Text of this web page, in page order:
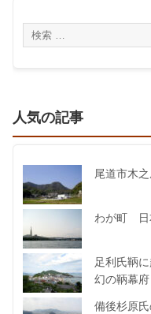
人気の記事
尾道市木
わが町 日
足利氏鞆
幻の鞆幕府
備後杉原